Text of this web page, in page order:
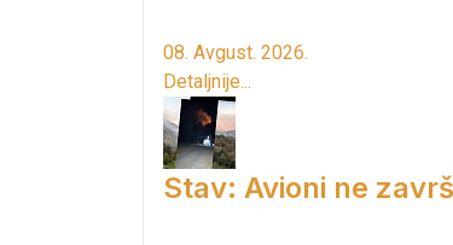
08. Avgust. 2026.
Detaljnije...
Stav: Avioni ne